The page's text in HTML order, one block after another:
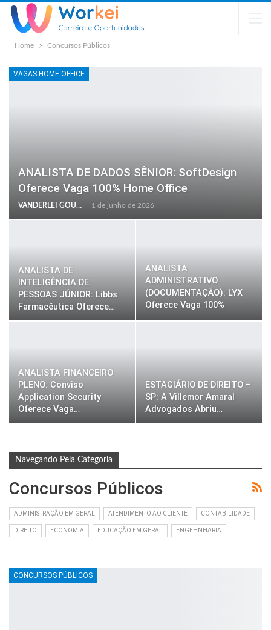
Home Concursos Públicos
VAGAS HOME OFFICE
ANALISTA DE DADOS SÊNIOR: SoftDesign
Oferece Vaga 100% Home Office
VANDERLEI GOULART 1 de junho de 2026
ANALISTA DE
INTELIGÊNCIA DE
PESSOAS JÚNIOR: Libbs
Farmacêutica Oferece…
ANALISTA
ADMINISTRATIVO
(DOCUMENTAÇÃO): LYX
Oferece Vaga 100%
ANALISTA FINANCEIRO
PLENO: Conviso
Application Security
Oferece Vaga…
ESTAGIÁRIO DE DIREITO –
SP: A Villemor Amaral
Advogados Abriu…
Navegando Pela Categoria
Concursos Públicos
ADMINISTRAÇÃO EM GERAL ATENDIMENTO AO CLIENTE CONTABILIDADE
DIREITO ECONOMIA EDUCAÇÃO EM GERAL ENGEHNHARIA
CONCURSOS PÚBLICOS